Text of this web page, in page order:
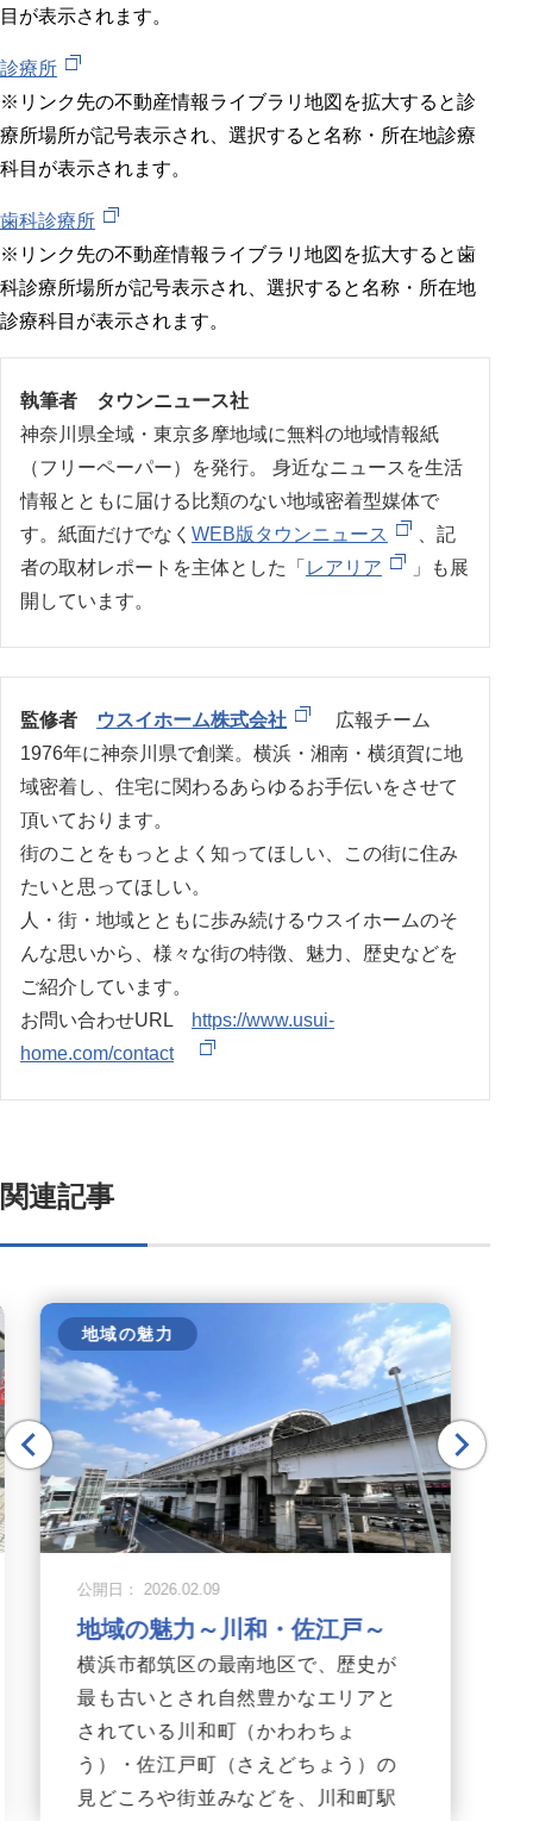
目が表示されます。
診療所
※リンク先の不動産情報ライブラリ地図を拡大すると診
療所場所が記号表示され、選択すると名称・所在地診療
科目が表示されます。
歯科診療所
※リンク先の不動産情報ライブラリ地図を拡大すると歯
科診療所場所が記号表示され、選択すると名称・所在地
診療科目が表示されます。
執筆者 タウンニュース社
神奈川県全域・東京多摩地域に無料の地域情報紙
（フリーペーパー）を発行。 身近なニュースを生活
情報とともに届ける比類のない地域密着型媒体で
す。紙面だけでなく WEB版タウンニュース
、記
者の取材レポートを主体とした「 レアリア
」も展
開しています。
監修者 ウスイホーム株式会社
広報チーム
1976年に神奈川県で創業。横浜・湘南・横須賀に地
域密着し、住宅に関わるあらゆるお手伝いをさせて
頂いております。
街のことをもっとよく知ってほしい、この街に住み
たいと思ってほしい。
人・街・地域とともに歩み続けるウスイホームのそ
んな思いから、様々な街の特徴、魅力、歴史などを
ご紹介しています。
お問い合わせURL
https://www.usui-
home.com/contact
関連記事
地域の魅力
公開日： 2026.02.09
地域の魅力～川和・佐江戸～
横浜市都筑区の最南地区で、歴史が
最も古いとされ自然豊かなエリアと
されている川和町（かわわちょ
う）・佐江戸町（さえどちょう）の
見どころや街並みなどを、川和町駅